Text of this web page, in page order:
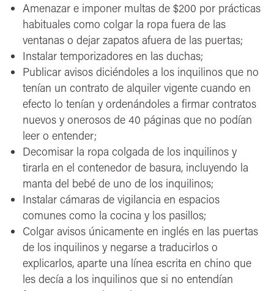
Amenazar e imponer multas de $200 por prácticas
habituales como colgar la ropa fuera de las
ventanas o dejar zapatos afuera de las puertas;
Instalar temporizadores en las duchas;
Publicar avisos diciéndoles a los inquilinos que no
tenían un contrato de alquiler vigente cuando en
efecto lo tenían y ordenándoles a firmar contratos
nuevos y onerosos de 40 páginas que no podían
leer o entender;
Decomisar la ropa colgada de los inquilinos y
tirarla en el contenedor de basura, incluyendo la
manta del bebé de uno de los inquilinos;
Instalar cámaras de vigilancia en espacios
comunes como la cocina y los pasillos;
Colgar avisos únicamente en inglés en las puertas
de los inquilinos y negarse a traducirlos o
explicarlos, aparte una línea escrita en chino que
les decía a los inquilinos que si no entendían